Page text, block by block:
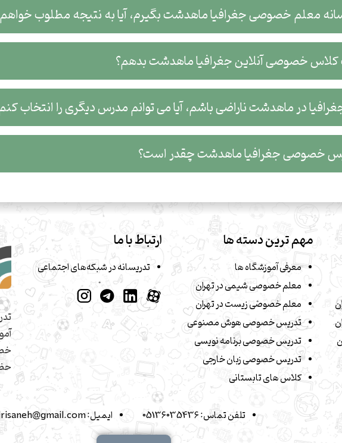
معلم خصوصی جغرافیا ماهدشت بگیرم، آیا به نتیجه مطلوب
کلاس خصوصی آنلاین جغرافیا ماهدشت بدهم؟
در ماهدشت ناراضی باشم، آیا می توانم مدرس دیگری را انتخاب
خصوصی جغرافیا ماهدشت چقدر است؟
مهم ترین دسته ها
معرفی آموزشگاه ها
معلم خصوصی شیمی در تهران
معلم خصوصی زیست در تهران
تدریس خصوصی هوش مصنوعی
تدریس خصوصی برنامه نویسی
تدریس خصوصی زبان خارجی
کلاس های تابستانی
ارتباط با ما
تدریسانه در شبکه‌های اجتماعی
تلفن تماس:05136035436 ایمیل: